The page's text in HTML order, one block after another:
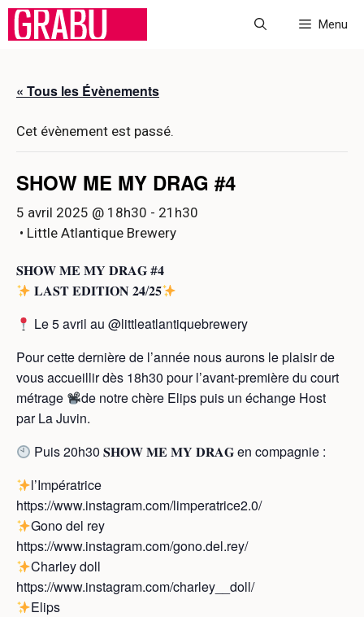
Aller
Menu
« Tous les Évènements
Cet évènement est passé.
SHOW ME MY DRAG #4
5 avril 2025 @ 18h30 - 21h30
• Little Atlantique Brewery
𝐒𝐇𝐎𝐖 𝐌𝐄 𝐌𝐘 𝐃𝐑𝐀𝐆 #𝟒
𝐋𝐀𝐒𝐓 𝐄𝐃𝐈𝐓𝐈𝐎𝐍 𝟐𝟒/𝟐𝟓
Le 5 avril au @littleatlantiquebrewery
Pour cette dernière de l’année nous aurons le plaisir de
vous accueillir dès 18h30 pour l’avant-première du court
métrage
de notre chère Elips puis un échange Host
par La Juvin.
Puis 20h30 𝐒𝐇𝐎𝐖 𝐌𝐄 𝐌𝐘 𝐃𝐑𝐀𝐆 en compagnie :
l’Impératrice
https://www.instagram.com/limperatrice2.0/
Gono del rey
https://www.instagram.com/gono.del.rey/
Charley doll
https://www.instagram.com/charley__doll/
Elips